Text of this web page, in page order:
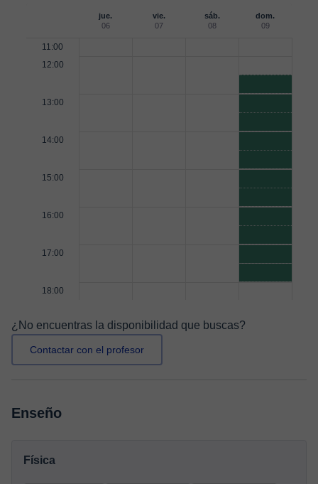
jue.
06
vie.
07
sáb.
08
dom.
09
11:00
12:00
13:00
14:00
15:00
16:00
17:00
18:00
¿No encuentras la disponibilidad que buscas?
Contactar con el profesor
Enseño
Física